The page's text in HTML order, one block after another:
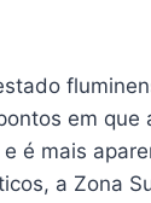
em que
é mais
a Zona